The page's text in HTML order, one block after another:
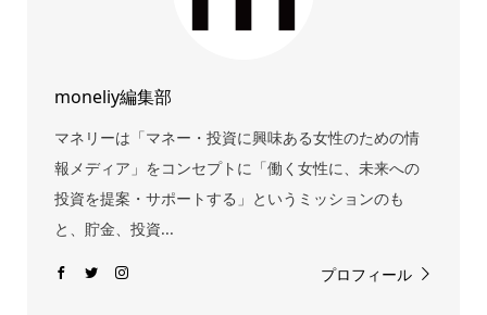
moneliy編集部
マネリーは「マネー・投資に興味ある女性のための情
報メディア」をコンセプトに「働く女性に、未来への
投資を提案・サポートする」というミッションのも
と、貯金、投資...
プロフィール